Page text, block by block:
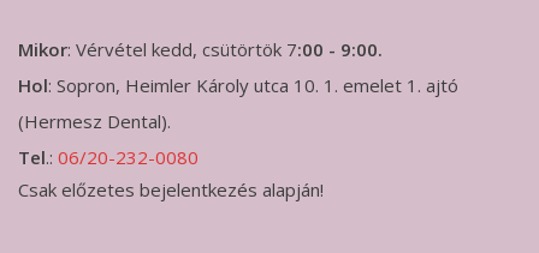
Mikor: Vérvétel kedd, csütörtök 7:00 - 9:00.
Hol: Sopron, Heimler Károly utca 10. 1. emelet 1. ajtó
(Hermesz Dental).
Tel.: 06/20-232-0080
Csak előzetes bejelentkezés alapján!